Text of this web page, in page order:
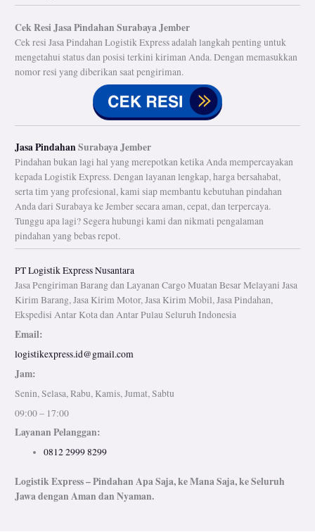
Cek Resi Jasa Pindahan Surabaya Jember
Cek resi Jasa Pindahan Logistik Express adalah langkah penting untuk
mengetahui status dan posisi terkini kiriman Anda. Dengan memasukkan
nomor resi yang diberikan saat pengiriman.
Jasa PindahanSurabaya Jember
Pindahan bukan lagi hal yang merepotkan ketika Anda mempercayakan
kepada Logistik Express. Dengan layanan lengkap, harga bersahabat,
serta tim yang profesional, kami siap membantu kebutuhan pindahan
Anda dari Surabaya ke Jember secara aman, cepat, dan terpercaya.
Tunggu apa lagi? Segera hubungi kami dan nikmati pengalaman
pindahan yang bebas repot.
PT Logistik Express Nusantara
Jasa Pengiriman Barang dan Layanan Cargo Muatan Besar Melayani Jasa
Kirim Barang, Jasa Kirim Motor, Jasa Kirim Mobil, Jasa Pindahan,
Ekspedisi Antar Kota dan Antar Pulau Seluruh Indonesia
Email:
logistikexpress.id@gmail.com
Jam:
Senin, Selasa, Rabu, Kamis, Jumat, Sabtu
09:00 – 17:00
Layanan Pelanggan:
0812 2999 8299
Logistik Express – Pindahan Apa Saja, ke Mana Saja, ke Seluruh
Jawa dengan Aman dan Nyaman.